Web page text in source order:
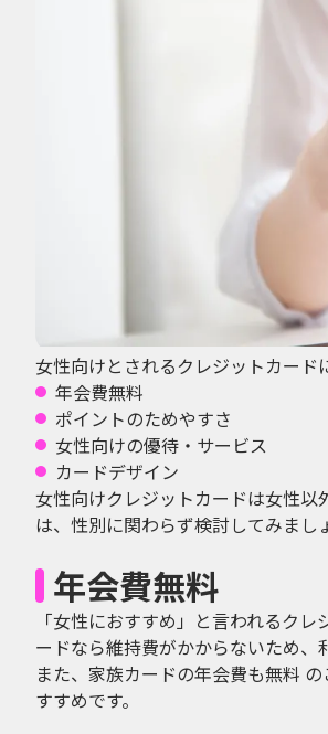
女性向けとされるクレジットカード
年会費無料
ポイントのためやすさ
女性向けの優待・サービス
カードデザイン
女性向けクレジットカードは女性
は、性別に関わらず検討してみまし
年会費無料
「女性におすすめ」と言われるク
ードなら維持費がかからないため、
また、家族カードの年会費も無料
すすめです。